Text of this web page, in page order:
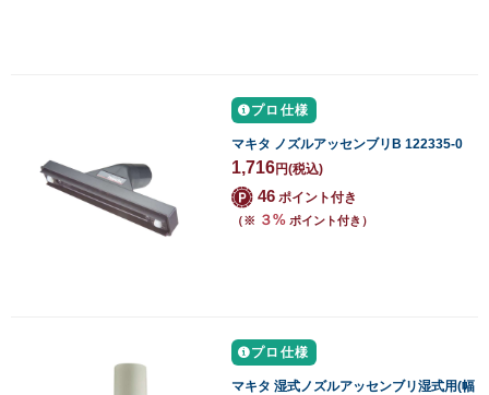
プロ仕様
マキタ ノズルアッセンブリB 122335-0
1,716円(税込)
46 ポイント付き
（※ ３% ポイント付き）
プロ仕様
マキタ 湿式ノズルアッセンブリ湿式用(幅